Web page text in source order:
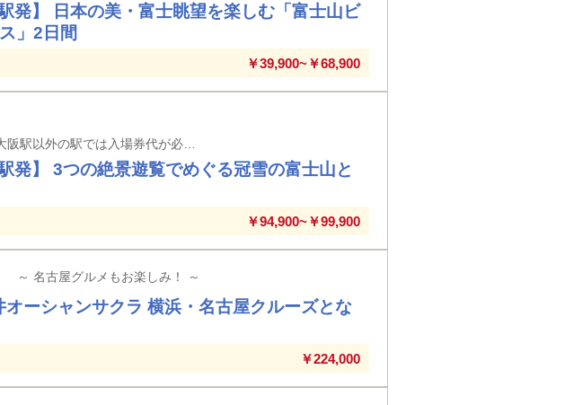
発】 日本の美・富士眺望を楽しむ「富士山ビ
」2日間
￥39,900~￥68,900
発】 3つの絶景遊覧でめぐる冠雪の富士山と
￥94,900~￥99,900
名古屋グルメもお楽しみ！ ～
オーシャンサクラ 横浜・名古屋クルーズとな
￥224,000